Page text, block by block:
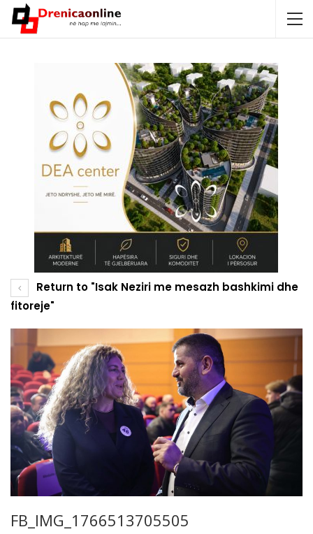
Return to "Isak Neziri me mesazh bashkimi dhe
fitoreje"
FB_IMG_1766513705505